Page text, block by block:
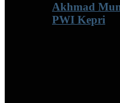
Akhmad
PWI Kepri